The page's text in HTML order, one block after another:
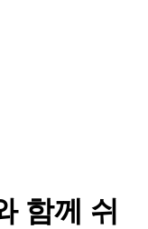
함께 쉬